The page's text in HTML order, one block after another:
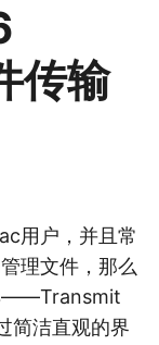
传输
用户，并且常
理文件，那么
——Transmit
简洁直观的界